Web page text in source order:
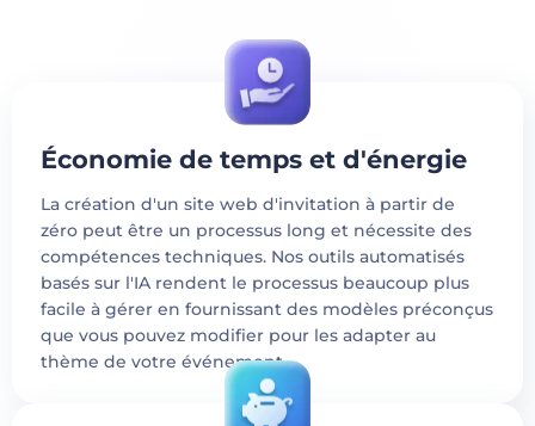
Économie de temps et d'énergie
La création d'un site web d'invitation à partir de
zéro peut être un processus long et nécessite des
compétences techniques. Nos outils automatisés
basés sur l'IA rendent le processus beaucoup plus
facile à gérer en fournissant des modèles préconçus
que vous pouvez modifier pour les adapter au
thème de votre événement.